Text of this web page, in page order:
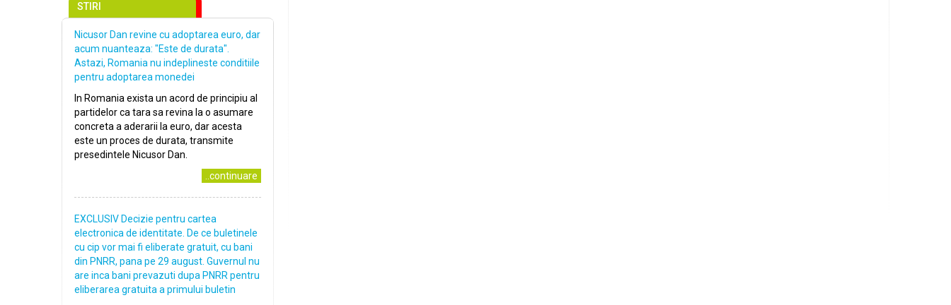
STIRI
Nicusor Dan revine cu adoptarea euro, dar
acum nuanteaza: "Este de durata".
Astazi, Romania nu indeplineste conditiile
pentru adoptarea monedei
In Romania exista un acord de principiu al
partidelor ca tara sa revina la o asumare
concreta a aderarii la euro, dar acesta
este un proces de durata, transmite
presedintele Nicusor Dan.
..continuare
EXCLUSIV Decizie pentru cartea
electronica de identitate. De ce buletinele
cu cip vor mai fi eliberate gratuit, cu bani
din PNRR, pana pe 29 august. Guvernul nu
are inca bani prevazuti dupa PNRR pentru
eliberarea gratuita a primului buletin